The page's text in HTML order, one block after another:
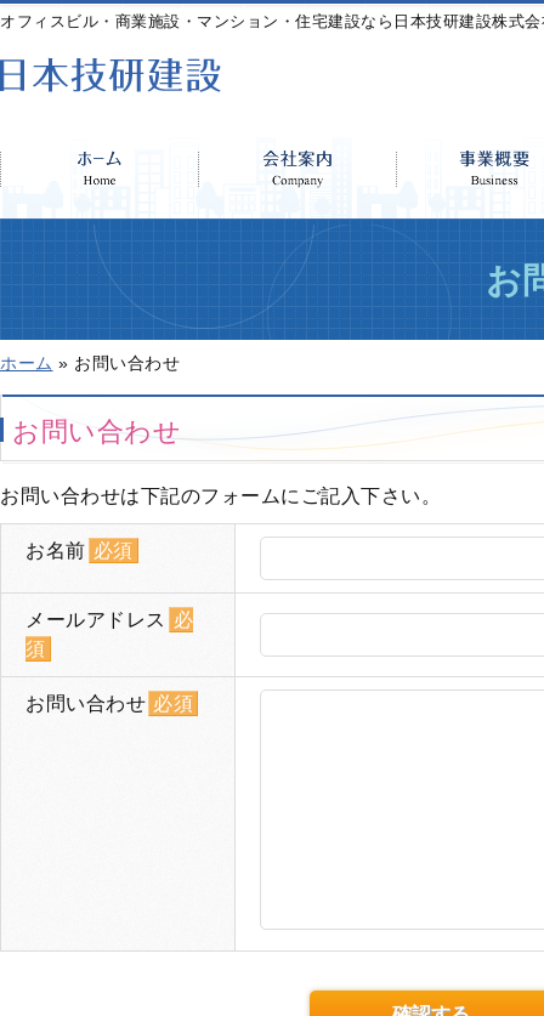
オフィスビル・商業施設・マンション・住宅建設なら日本技研建設株式
お
ホーム » お問い合わせ
お問い合わせ
お問い合わせは下記のフォームにご記入下さい。
お名前 必須
メールアドレス 必
須
お問い合わせ 必須